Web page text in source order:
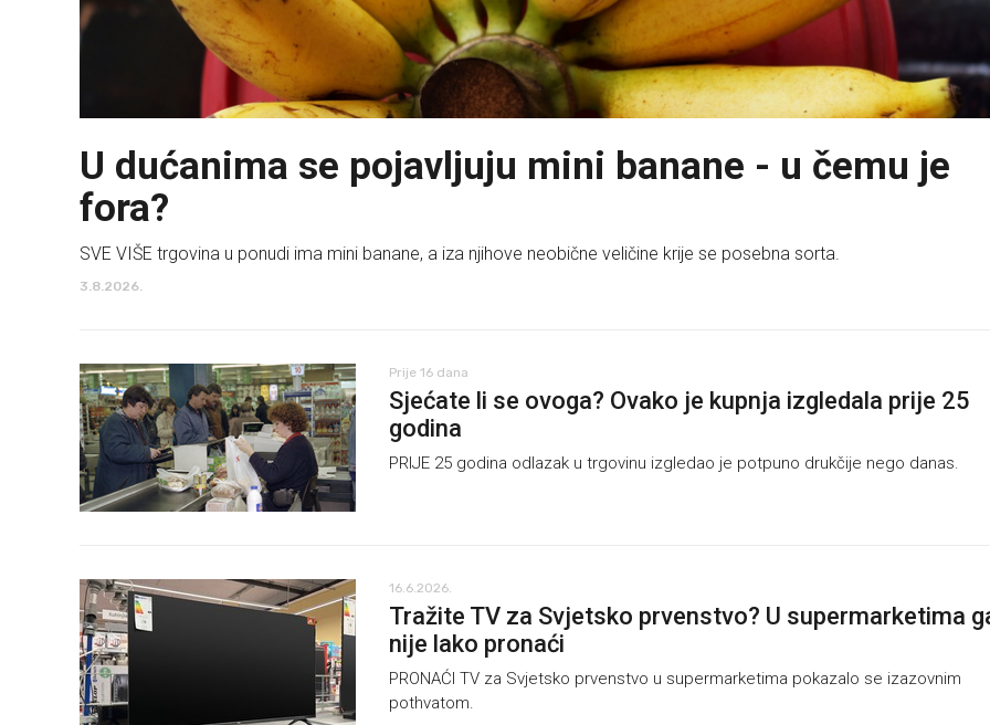
U dućanima se pojavljuju mini banane - u čemu je
fora?
SVE VIŠE trgovina u ponudi ima mini banane, a iza njihove neobične veličine krije se posebna sorta.
3.8.2026.
Prije 16 dana
Sjećate li se ovoga? Ovako je kupnja izgledala prije 25
godina
PRIJE 25 godina odlazak u trgovinu izgledao je potpuno drukčije nego danas.
16.6.2026.
Tražite TV za Svjetsko prvenstvo? U supermarketima
nije lako pronaći
PRONAĆI TV za Svjetsko prvenstvo u supermarketima pokazalo se izazovnim
pothvatom.